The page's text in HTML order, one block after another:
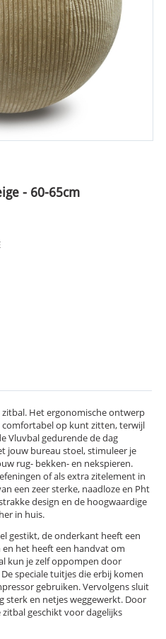
- 60-65cm
Het ergonomische ontwerp
op kunt zitten, terwijl
Vluvbal gedurende de dag
jouw bureau stoel, stimuleer je
rug- bekken- en nekspieren.
of als extra zitelement in
een zeer sterke, naadloze en Pht
design en de hoogwaardige
in huis.
gestikt, de onderkant heeft een
het heeft een handvat om
kun je zelf oppompen door
speciale tuitjes die erbij komen
gebruiken. Vervolgens sluit
sterk en netjes weggewerkt. Door
geschikt voor dagelijks